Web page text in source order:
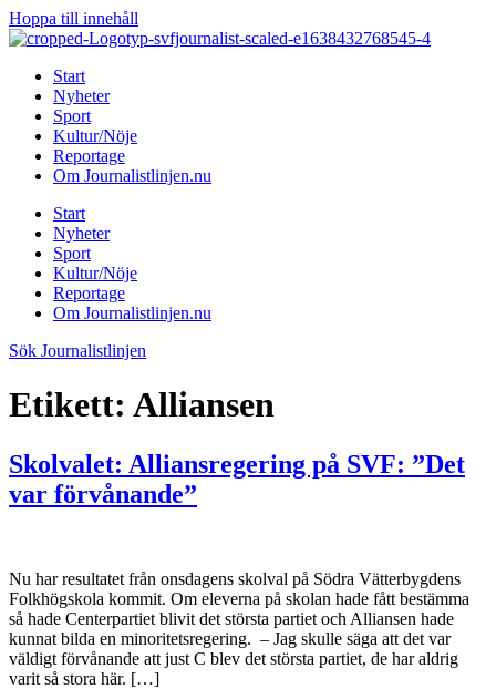
Hoppa till innehåll
Start
Nyheter
Sport
Kultur/Nöje
Reportage
Om Journalistlinjen.nu
Start
Nyheter
Sport
Kultur/Nöje
Reportage
Om Journalistlinjen.nu
Sök Journalistlinjen
Etikett: Alliansen
Skolvalet: Alliansregering på SVF: ”Det
var förvånande”
Nu har resultatet från onsdagens skolval på Södra Vätterbygdens
Folkhögskola kommit. Om eleverna på skolan hade fått bestämma
så hade Centerpartiet blivit det största partiet och Alliansen hade
kunnat bilda en minoritetsregering. – Jag skulle säga att det var
väldigt förvånande att just C blev det största partiet, de har aldrig
varit så stora här. […]